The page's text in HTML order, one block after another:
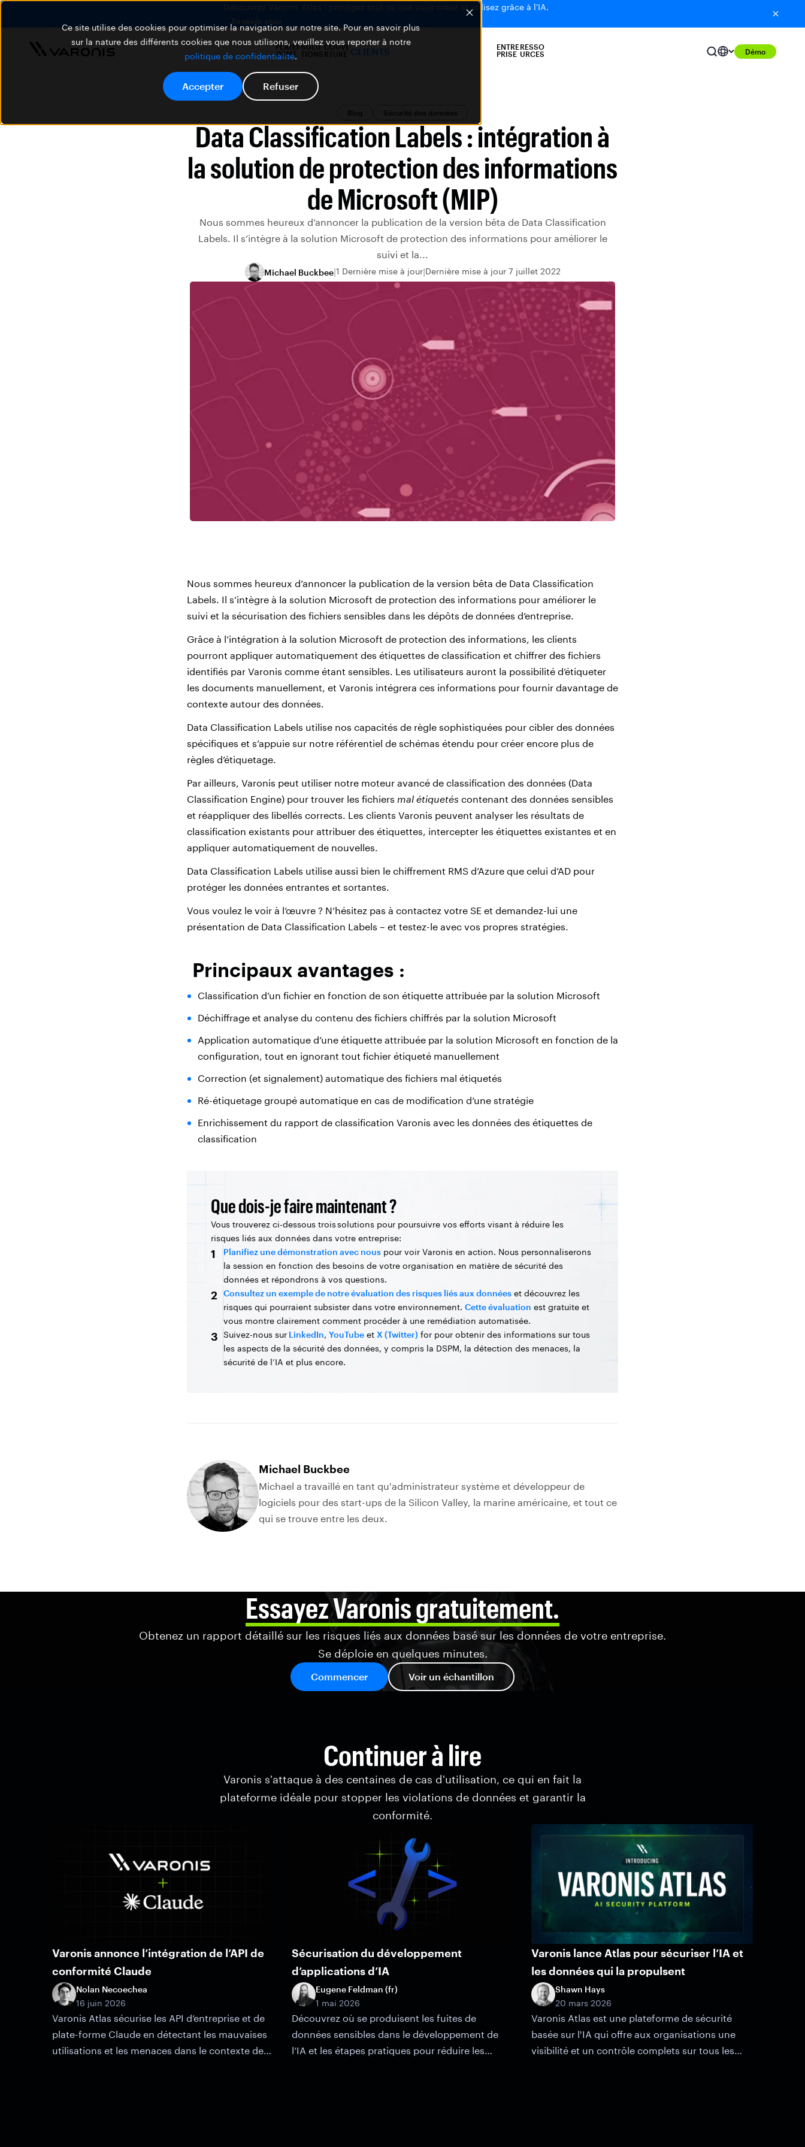
Ce site utilise des cookies pour optimiser la navigation sur notre site. Pour en savoir plus
sur la nature des différents cookies que nous utilisons, veuillez vous reporter à notre
politique de confidentialité.
Accepter Refuser
Découvrez Varonis Atlas : protégez tout ce que vous créez et utilisez grâce à l'IA.
En savoir plus
PLATEF
ORME
SOLU
TIONS
COUVE
RTURE CLIENTS
ENTRE
PRISE
RESSO
URCES
Démo
Blog Sécurité des données
Data Classification Labels : intégration à
la solution de protection des informations
de Microsoft (MIP)
Nous sommes heureux d’annoncer la publication de la version bêta de Data Classification
Labels. Il s’intègre à la solution Microsoft de protection des informations pour améliorer le
suivi et la...
Michael Buckbee 1 Dernière mise à jour Dernière mise à jour 7 juillet 2022
Nous sommes heureux d’annoncer la publication de la version bêta de Data Classification
Labels. Il s’intègre à la solution Microsoft de protection des informations pour améliorer le
suivi et la sécurisation des fichiers sensibles dans les dépôts de données d’entreprise.
Grâce à l’intégration à la solution Microsoft de protection des informations, les clients
pourront appliquer automatiquement des étiquettes de classification et chiffrer des fichiers
identifiés par Varonis comme étant sensibles. Les utilisateurs auront la possibilité d’étiqueter
les documents manuellement, et Varonis intégrera ces informations pour fournir davantage de
contexte autour des données.
Data Classification Labels utilise nos capacités de règle sophistiquées pour cibler des données
spécifiques et s’appuie sur notre référentiel de schémas étendu pour créer encore plus de
règles d’étiquetage.
Par ailleurs, Varonis peut utiliser notre moteur avancé de classification des données (Data
Classification Engine) pour trouver les fichiers mal étiquetés contenant des données sensibles
et réappliquer des libellés corrects. Les clients Varonis peuvent analyser les résultats de
classification existants pour attribuer des étiquettes, intercepter les étiquettes existantes et en
appliquer automatiquement de nouvelles.
Data Classification Labels utilise aussi bien le chiffrement RMS d’Azure que celui d’AD pour
protéger les données entrantes et sortantes.
Vous voulez le voir à l’œuvre ? N’hésitez pas à contactez votre SE et demandez-lui une
présentation de Data Classification Labels – et testez-le avec vos propres stratégies.
Principaux avantages :
Classification d’un fichier en fonction de son étiquette attribuée par la solution Microsoft
Déchiffrage et analyse du contenu des fichiers chiffrés par la solution Microsoft
Application automatique d’une étiquette attribuée par la solution Microsoft en fonction de la
configuration, tout en ignorant tout fichier étiqueté manuellement
Correction (et signalement) automatique des fichiers mal étiquetés
Ré-étiquetage groupé automatique en cas de modification d’une stratégie
Enrichissement du rapport de classification Varonis avec les données des étiquettes de
classification
Que dois-je faire maintenant ?
Vous trouverez ci-dessous trois solutions pour poursuivre vos efforts visant à réduire les
risques liés aux données dans votre entreprise:
1 Planifiez une démonstration avec nous pour voir Varonis en action. Nous personnaliserons
la session en fonction des besoins de votre organisation en matière de sécurité des
données et répondrons à vos questions.
2 Consultez un exemple de notre évaluation des risques liés aux données et découvrez les
risques qui pourraient subsister dans votre environnement. Cette évaluation est gratuite et
vous montre clairement comment procéder à une remédiation automatisée.
3 Suivez-nous sur LinkedIn, YouTube et X (Twitter) for pour obtenir des informations sur tous
les aspects de la sécurité des données, y compris la DSPM, la détection des menaces, la
sécurité de l’IA et plus encore.
Michael Buckbee
Michael a travaillé en tant qu'administrateur système et développeur de
logiciels pour des start-ups de la Silicon Valley, la marine américaine, et tout ce
qui se trouve entre les deux.
Essayez Varonis gratuitement.
Obtenez un rapport détaillé sur les risques liés aux données basé sur les données de votre entreprise.
Se déploie en quelques minutes.
Commencer Voir un échantillon
Continuer à lire
Varonis s'attaque à des centaines de cas d'utilisation, ce qui en fait la
plateforme idéale pour stopper les violations de données et garantir la
conformité.
Varonis annonce l’intégration de l’API de
conformité Claude
Nolan Necoechea
16 juin 2026
Varonis Atlas sécurise les API d’entreprise et de
plate-forme Claude en détectant les mauvaises
utilisations et les menaces dans le contexte des
Sécurisation du développement
d’applications d’IA
Eugene Feldman (fr)
1 mai 2026
Découvrez où se produisent les fuites de
données sensibles dans le développement de
l’IA et les étapes pratiques pour réduire les
Varonis lance Atlas pour sécuriser l’IA et
les données qui la propulsent
Shawn Hays
20 mars 2026
Varonis Atlas est une plateforme de sécurité
basée sur l'IA qui offre aux organisations une
visibilité et un contrôle complets sur tous les